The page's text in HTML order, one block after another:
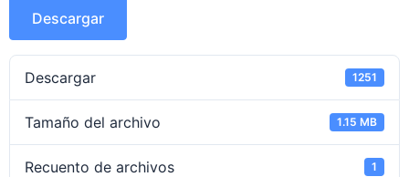
Descargar
Descargar 1251
Tamaño del archivo 1.15 MB
Recuento de archivos 1